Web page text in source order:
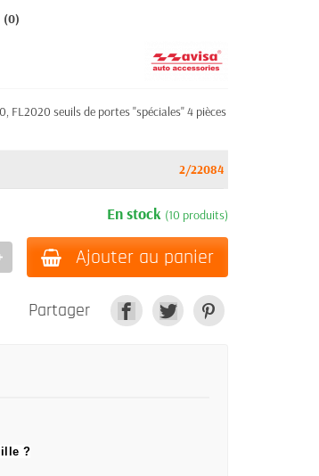
(0)
FL2020 seuils de portes "spéciales" 4 pièces
2/22084
En stock (10 produits)
Ajouter au panier
Partager
?